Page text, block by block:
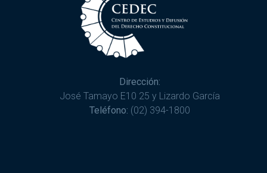
Dirección:
José Tamayo E10 25 y Lizardo García
Teléfono: (02) 394-1800